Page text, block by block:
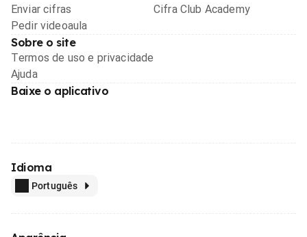
Enviar cifras
Pedir videoaula
Cifra Club Academy
Sobre o site
Termos de uso e privacidade
Ajuda
Baixe o aplicativo
Idioma
Português